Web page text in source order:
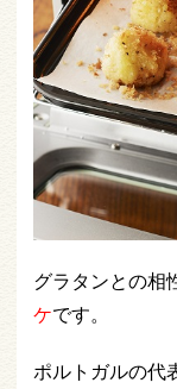
グラタンとの相
ケです。
ポルトガルの代